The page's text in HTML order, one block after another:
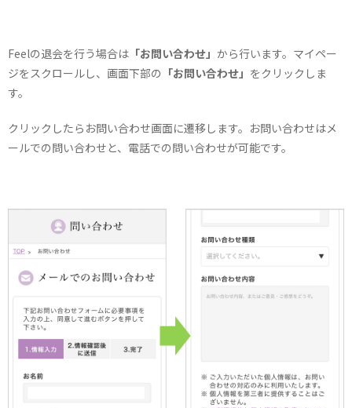
Feelの退会を行う場合は 「お問い合わせ」 から行います。マイペー
ジをスクロールし、画面下部の 「お問い合わせ」 をクリックしま
す。
クリックしたらお問い合わせ画面に遷移します。お問い合わせはメ
ールでの問い合わせと、電話での問い合わせが可能です。